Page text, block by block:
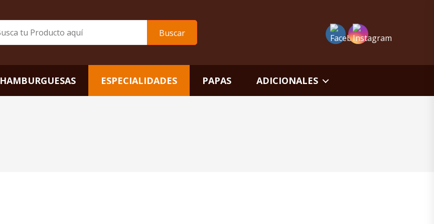
Buscar
HAMBURGUESAS ESPECIALIDADES PAPAS ADICIONALES